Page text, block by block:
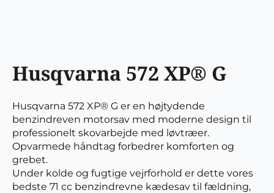
Husqvarna 572 XP® G
Husqvarna 572 XP® G er en højtydende
benzindreven motorsav med moderne design til
professionelt skovarbejde med løvtræer.
Opvarmede håndtag forbedrer komforten og
grebet.
Under kolde og fugtige vejrforhold er dette vores
bedste 71 cc benzindrevne kædesav til fældning,